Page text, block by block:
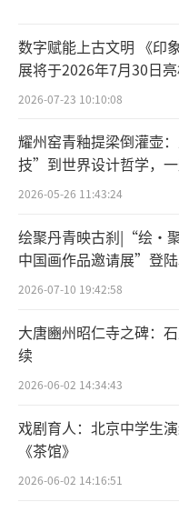
《鼎盛王朝·康
据了解，2021
视角，《康熙大典
特增加了不同角
赏”。此外，鼎盛
目上的升级，全新
亮相，成为承德
点。(完)
（责任编辑：陈
数字赋能上古文明 《印
展将于2026年7月30日
艺博会
2026-07-23 10:10:08
耀州窑青釉提梁倒灌壶
技”到世界设计哲学，
宇宙
2026-05-26 11:43:24
绘聚丹青映古刹|“绘·
中国画作品邀请展”登
2026-07-10 19:42:58
大唐豳州昭仁寺之碑：
续
2026-06-02 14:34:43
戏剧育人：北京中学生演
《茶馆》
2026-06-02 14:16:51